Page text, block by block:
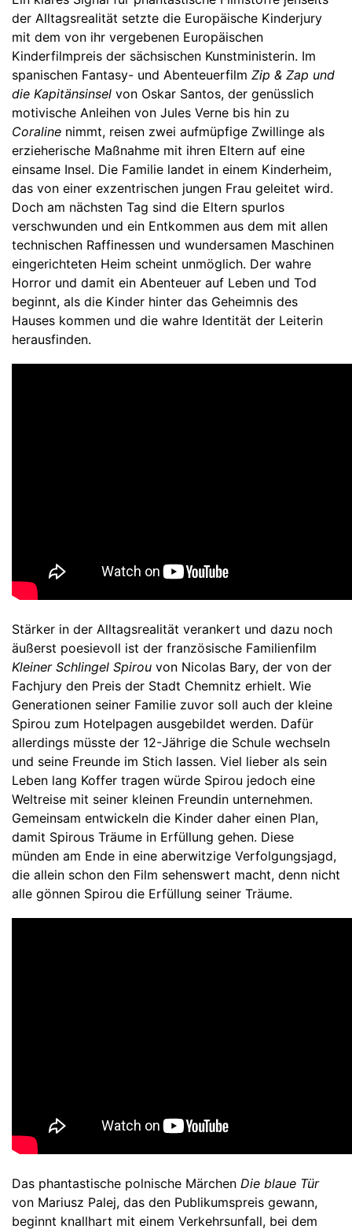
der Alltagsrealität setzte die Europäische Kinderjury
mit dem von ihr vergebenen Europäischen
Kinderfilmpreis der sächsischen Kunstministerin. Im
spanischen Fantasy- und Abenteuerfilm Zip & Zap und
die Kapitänsinsel von Oskar Santos, der genüsslich
motivische Anleihen von Jules Verne bis hin zu
Coraline nimmt, reisen zwei aufmüpfige Zwillinge als
erzieherische Maßnahme mit ihren Eltern auf eine
einsame Insel. Die Familie landet in einem Kinderheim,
das von einer exzentrischen jungen Frau geleitet wird.
Doch am nächsten Tag sind die Eltern spurlos
verschwunden und ein Entkommen aus dem mit allen
technischen Raffinessen und wundersamen Maschinen
eingerichteten Heim scheint unmöglich. Der wahre
Horror und damit ein Abenteuer auf Leben und Tod
beginnt, als die Kinder hinter das Geheimnis des
Hauses kommen und die wahre Identität der Leiterin
herausfinden.
Stärker in der Alltagsrealität verankert und dazu noch
äußerst poesievoll ist der französische Familienfilm
Kleiner Schlingel Spirou von Nicolas Bary, der von der
Fachjury den Preis der Stadt Chemnitz erhielt. Wie
Generationen seiner Familie zuvor soll auch der kleine
Spirou zum Hotelpagen ausgebildet werden. Dafür
allerdings müsste der 12-Jährige die Schule wechseln
und seine Freunde im Stich lassen. Viel lieber als sein
Leben lang Koffer tragen würde Spirou jedoch eine
Weltreise mit seiner kleinen Freundin unternehmen.
Gemeinsam entwickeln die Kinder daher einen Plan,
damit Spirous Träume in Erfüllung gehen. Diese
münden am Ende in eine aberwitzige Verfolgungsjagd,
die allein schon den Film sehenswert macht, denn nicht
alle gönnen Spirou die Erfüllung seiner Träume.
Das phantastische polnische Märchen Die blaue Tür
von Mariusz Palej, das den Publikumspreis gewann,
beginnt knallhart mit einem Verkehrsunfall, bei dem